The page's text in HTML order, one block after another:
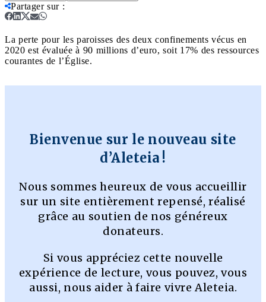
Partager sur:
La perte pour les paroisses des deux confinements vécus en
2020 est évaluée à 90 millions d’euro, soit 17% des ressources
courantes de l’Église.
Bienvenue sur le nouveau site
d’Aleteia !
Nous sommes heureux de vous accueillir
sur un site entièrement repensé, réalisé
grâce au soutien de nos généreux
donateurs.
Si vous appréciez cette nouvelle
expérience de lecture, vous pouvez, vous
aussi, nous aider à faire vivre Aleteia.